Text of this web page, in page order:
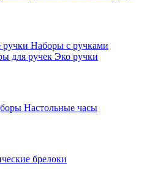
ручки Наборы с ручками
для ручек Эко ручки
Настольные часы
брелоки